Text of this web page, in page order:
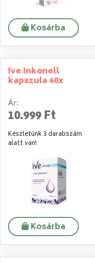
Kosárba
Ive Inkonell
kapszula 60x
Ár:
10.999 Ft
Készletünk 3 darabszám
alatt van!
Kosárba